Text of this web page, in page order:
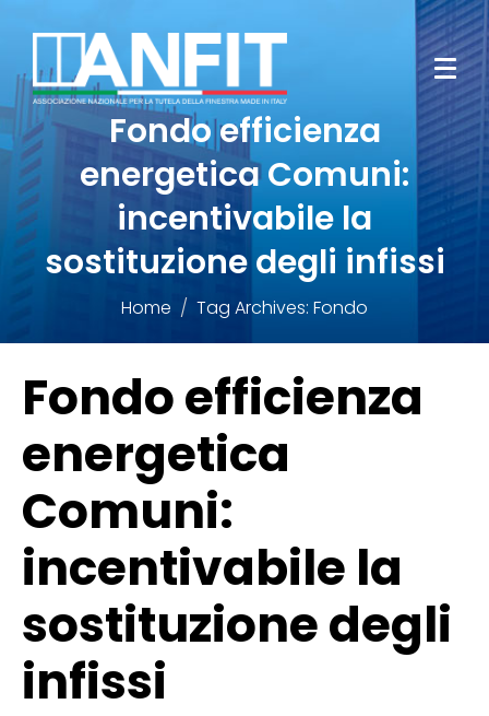
Fondo efficienza
energetica Comuni:
incentivabile la
sostituzione degli infissi
Home Tag Archives: Fondo
Fondo efficienza
energetica
Comuni:
incentivabile la
sostituzione degli
infissi